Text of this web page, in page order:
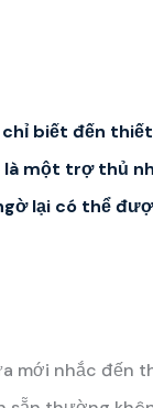
biết đến
là một trợ thủ
lại có thể
mới nhắc đến